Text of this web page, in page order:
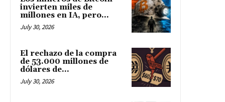
invierten miles de
millones en IA, pero...
July 30, 2026
El rechazo de la compra
de 53.000 millones de
dólares de...
July 30, 2026